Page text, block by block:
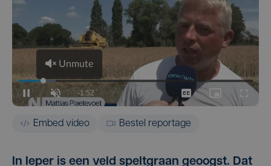
Embed video Bestel reportage
In Ieper is een veld speltgraan geoogst. Dat